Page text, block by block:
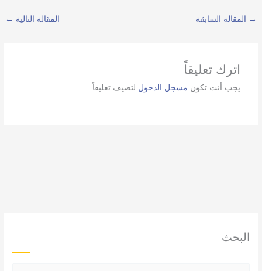
→ المقالة السابقة المقالة التالية ←
اترك تعليقاً
يجب أنت تكون مسجل الدخول لتضيف تعليقاً.
البحث